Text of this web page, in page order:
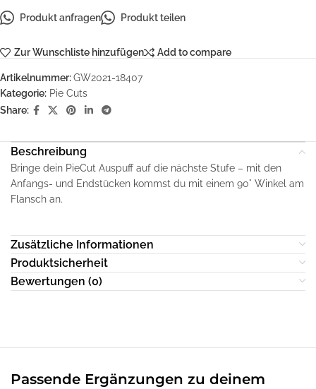
Produkt anfragen Produkt teilen
Zur Wunschliste hinzufügen Add to compare
Artikelnummer:GW2021-18407
Kategorie: Pie Cuts
Share:
Beschreibung
Bringe dein PieCut Auspuff auf die nächste Stufe – mit den
Anfangs- und Endstücken kommst du mit einem 90° Winkel am
Flansch an.
Zusätzliche Informationen
Produktsicherheit
Bewertungen (0)
Passende Ergänzungen zu deinem